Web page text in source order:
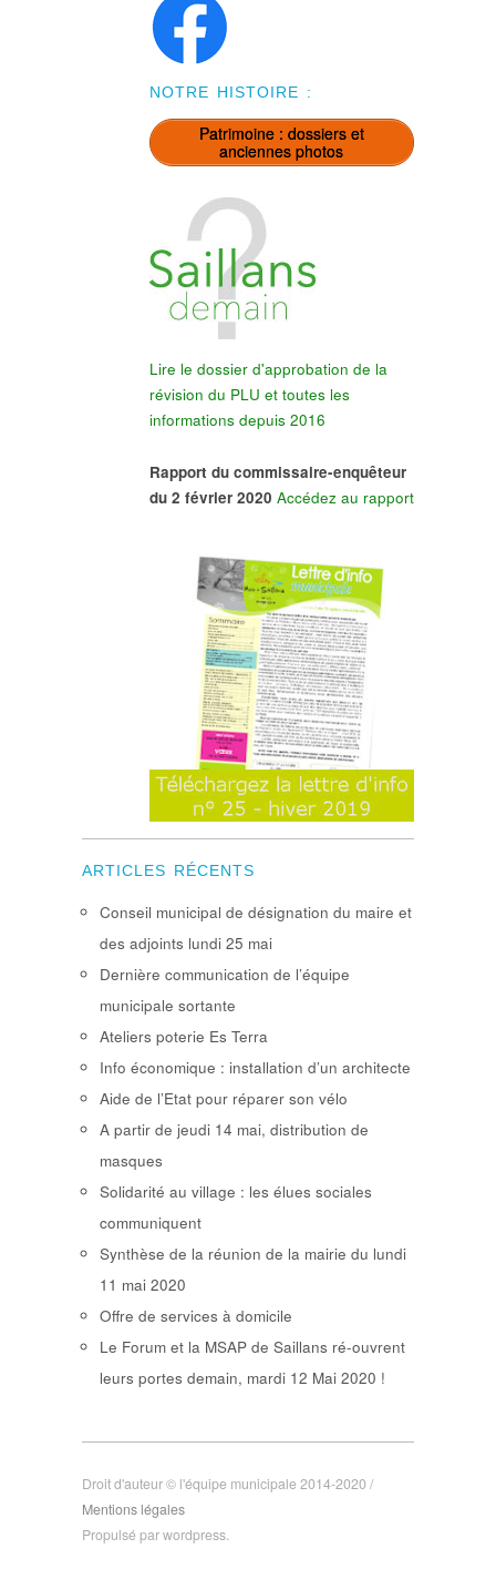
NOTRE HISTOIRE :
Patrimoine : dossiers et
anciennes photos
Lire le dossier d'approbation de la
révision du PLU et toutes les
informations depuis 2016
Rapport du commissaire-enquêteur
du 2 février 2020 Accédez au rapport
ARTICLES RÉCENTS
Conseil municipal de désignation du maire et
des adjoints lundi 25 mai
Dernière communication de l’équipe
municipale sortante
Ateliers poterie Es Terra
Info économique : installation d’un architecte
Aide de l’Etat pour réparer son vélo
A partir de jeudi 14 mai, distribution de
masques
Solidarité au village : les élues sociales
communiquent
Synthèse de la réunion de la mairie du lundi
11 mai 2020
Offre de services à domicile
Le Forum et la MSAP de Saillans ré-ouvrent
leurs portes demain, mardi 12 Mai 2020 !
Droit d'auteur © l'équipe municipale 2014-2020 /
Mentions légales
Propulsé par wordpress.